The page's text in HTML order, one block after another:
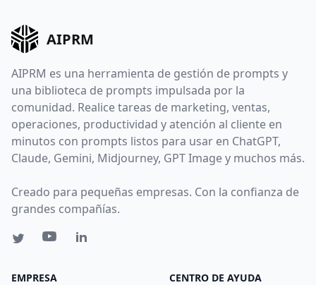
AIPRM
AIPRM es una herramienta de gestión de prompts y
una biblioteca de prompts impulsada por la
comunidad. Realice tareas de marketing, ventas,
operaciones, productividad y atención al cliente en
minutos con prompts listos para usar en ChatGPT,
Claude, Gemini, Midjourney, GPT Image y muchos más.
Creado para pequeñas empresas. Con la confianza de
grandes compañías.
EMPRESA CENTRO DE AYUDA